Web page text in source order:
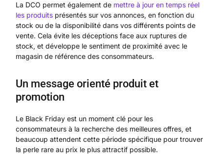
La DCO permet également de mettre à jour en temps réel
les produits présentés sur vos annonces, en fonction du
stock ou de la disponibilité dans vos différents points de
vente. Cela évite les déceptions face aux ruptures de
stock, et développe le sentiment de proximité avec le
magasin de référence des consommateurs.
Un message orienté produit et
promotion
Le Black Friday est un moment clé pour les
consommateurs à la recherche des meilleures offres, et
beaucoup attendent cette période spécifique pour trouver
la perle rare au prix le plus attractif possible.